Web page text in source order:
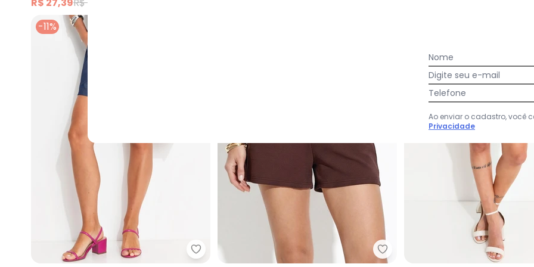
-11%
Bimini - Short Azul em Jeans Leve
Bimini - Short Marrom em
Nome
Digite seu e-mail
Telefone
Ao enviar o cadastro, você
Privacidade